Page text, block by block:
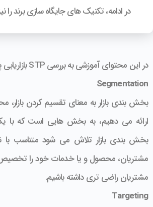
در ادامه، تکنیک های جایگاه سازی برند را
در این محتوای آموزشی به بررسی STP بازاریابی پرداخته خواهد شد.
Segmentation
بخش بندی بازار به معنای تقسیم کردن
ارائه می دهیم، به بخش هایی است که با
بخش بندی بازار تلاش می شود متناسب با
مشتریان، محصول و یا خدمات خود را
مشتریان راضی تری داشته باشیم.
Targeting